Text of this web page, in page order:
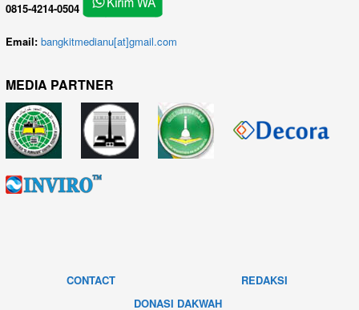
0815-4214-0504
Email: bangkitmedianu[at]gmail.com
MEDIA PARTNER
CONTACT
REDAKSI
DONASI DAKWAH